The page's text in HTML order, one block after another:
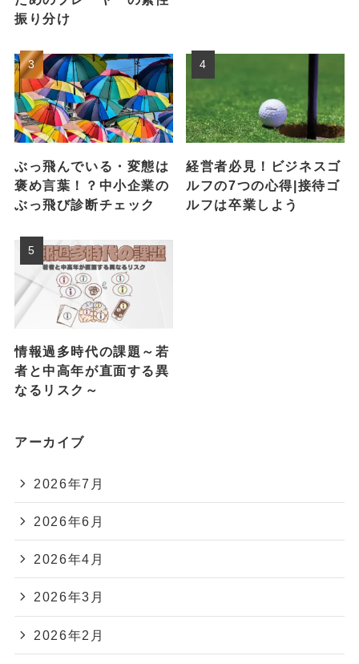
振り分け
ぶっ飛んでいる・変態は
褒め言葉！？中小企業の
ぶっ飛び診断チェック
経営者必見！ビジネスゴ
ルフの7つの心得|接待ゴ
ルフは卒業しよう
情報過多時代の課題～若
者と中高年が直面する異
なるリスク～
アーカイブ
2026年7月
2026年6月
2026年4月
2026年3月
2026年2月